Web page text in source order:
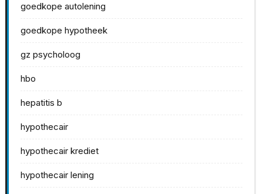
goedkope autolening
goedkope hypotheek
gz psycholoog
hbo
hepatitis b
hypothecair
hypothecair krediet
hypothecair lening